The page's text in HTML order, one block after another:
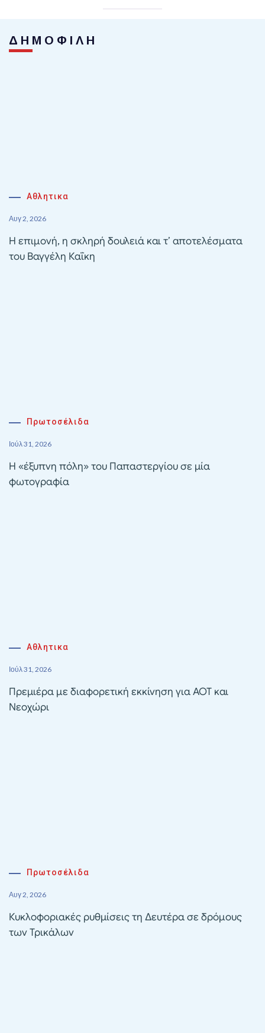
ΔΗΜΟΦΙΛΗ
Αθλητικα
Αυγ 2, 2026
Η επιμονή, η σκληρή δουλειά και τ’ αποτελέσματα
του Βαγγέλη Καΐκη
Πρωτοσέλιδα
Ιούλ 31, 2026
Η «έξυπνη πόλη» του Παπαστεργίου σε μία
φωτογραφία
Αθλητικα
Ιούλ 31, 2026
Πρεμιέρα με διαφορετική εκκίνηση για ΑΟΤ και
Νεοχώρι
Πρωτοσέλιδα
Αυγ 2, 2026
Κυκλοφοριακές ρυθμίσεις τη Δευτέρα σε δρόμους
των Τρικάλων